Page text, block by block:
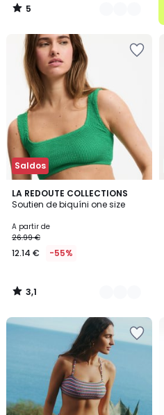
5
/
Saldos
LA REDOUTE COLLECTIONS
Soutien de biquíni one size
A partir de
26.99 €
12.14 € -55%
3,1
/
2
Cores
3,1
/